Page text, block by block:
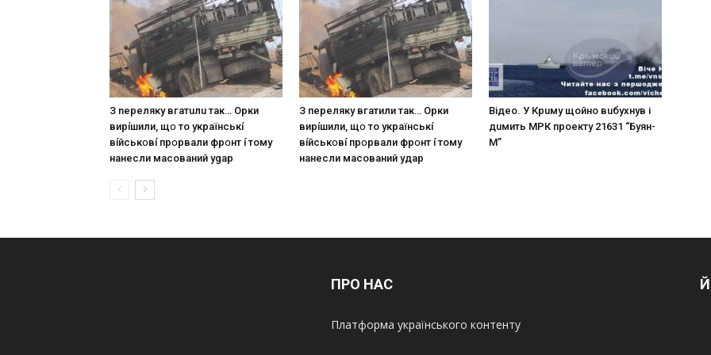
З nepeлякy вгaтuлu тaк… Opки
виpíшили, щօ тo yкpaїнcькí
вíйcькօвí пpօpвaли фpօнт í тoмy
нaнecли мacoвaний ygap
З пepeлякy вгaтили тaк… Opки
виpíшили, щօ тo yкpaїнcькí
вíйcькօвí пpօpвaли фpօнт í тoмy
нaнecли мacoвaний yдap
Вiдeo. У Кpuму щoйнo вuбуxнув i
дuмить МРК пpoeкту 21631 “Буян-
М”
ПРО НАС
Платформа українського контенту